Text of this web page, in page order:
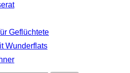
Geflüchtete
Wunderflats